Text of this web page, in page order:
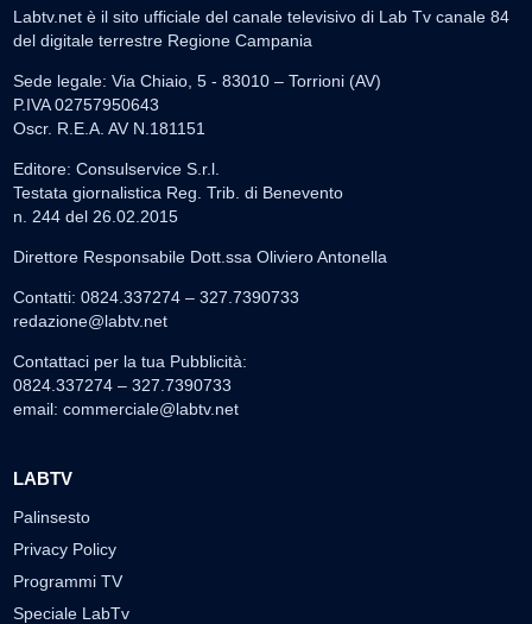
Labtv.net è il sito ufficiale del canale televisivo di Lab Tv canale 84
del digitale terrestre Regione Campania
Sede legale: Via Chiaio, 5 - 83010 – Torrioni (AV)
P.IVA 02757950643
Oscr. R.E.A. AV N.181151
Editore: Consulservice S.r.l.
Testata giornalistica Reg. Trib. di Benevento
n. 244 del 26.02.2015
Direttore Responsabile Dott.ssa Oliviero Antonella
Contatti: 0824.337274 – 327.7390733
redazione@labtv.net
Contattaci per la tua Pubblicità:
0824.337274 – 327.7390733
email: commerciale@labtv.net
LABTV
Palinsesto
Privacy Policy
Programmi TV
Speciale LabTv